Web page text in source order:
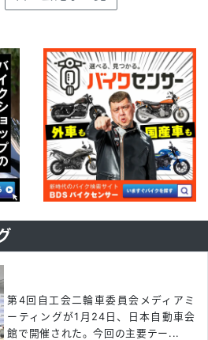
第4回自工会二輪車委員会メディアミ
ーティングが1月24日、日本自動車会
館で開催された。今回の主要テー...